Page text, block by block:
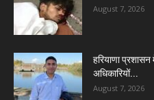
August 7, 2026
हरियाणा
अधिकारियों...
August 7, 2026